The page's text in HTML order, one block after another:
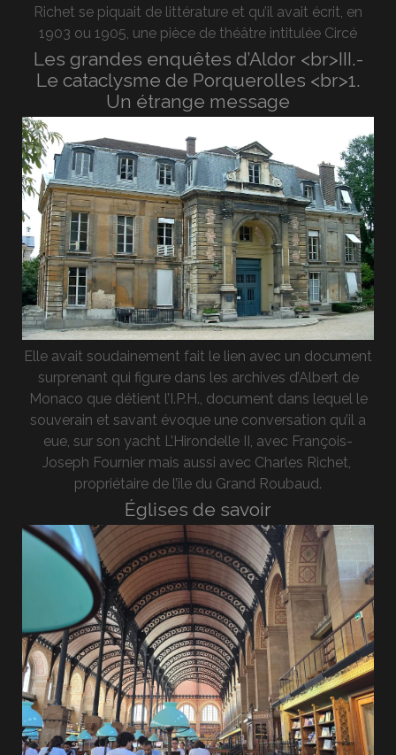
Richet se piquait de littérature et qu’il avait écrit, en
1903 ou 1905, une pièce de théâtre intitulée Circé
Les grandes enquêtes d’Aldor <br>III.-
Le cataclysme de Porquerolles <br>1.
Un étrange message
Elle avait soudainement fait le lien avec un document
surprenant qui figure dans les archives d’Albert de
Monaco que détient l’I.P.H., document dans lequel le
souverain et savant évoque une conversation qu’il a
eue, sur son yacht L’Hirondelle II, avec François-
Joseph Fournier mais aussi avec Charles Richet,
propriétaire de l’île du Grand Roubaud.
Églises de savoir